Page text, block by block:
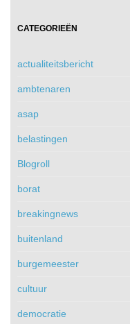
CATEGORIEËN
actualiteitsbericht
ambtenaren
asap
belastingen
Blogroll
borat
breakingnews
buitenland
burgemeester
cultuur
democratie